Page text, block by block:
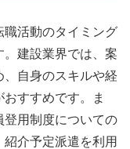
活動のタイミング
。建設業界では、案
自身のスキルや経
すすめです。ま
登用制度についての
介予定派遣を利用